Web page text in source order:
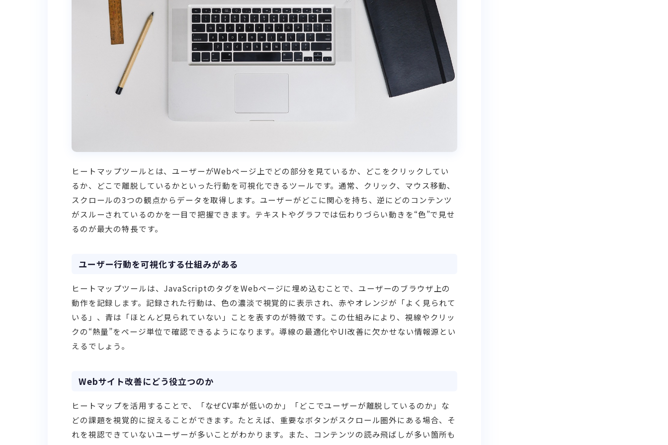
ヒートマップツールとは、ユーザーがWebページ上でどの部分を見ているか、どこをクリックしてい
るか、どこで離脱しているかといった行動を可視化できるツールです。通常、クリック、マウス移動、
スクロールの3つの観点からデータを取得します。ユーザーがどこに関心を持ち、逆にどのコンテンツ
がスルーされているのかを一目で把握できます。テキストやグラフでは伝わりづらい動きを“色”で見せ
るのが最大の特長です。
ユーザー行動を可視化する仕組みがある
ヒートマップツールは、JavaScriptのタグをWebページに埋め込むことで、ユーザーのブラウザ上の
動作を記録します。記録された行動は、色の濃淡で視覚的に表示され、赤やオレンジが「よく見られて
いる」、青は「ほとんど見られていない」ことを表すのが特徴です。この仕組みにより、視線やクリッ
クの“熱量”をページ単位で確認できるようになります。導線の最適化やUI改善に欠かせない情報源とい
えるでしょう。
Webサイト改善にどう役立つのか
ヒートマップを活用することで、「なぜCV率が低いのか」「どこでユーザーが離脱しているのか」な
どの課題を視覚的に捉えることができます。たとえば、重要なボタンがスクロール圏外にある場合、そ
れを視認できていないユーザーが多いことがわかります。また、コンテンツの読み飛ばしが多い箇所も